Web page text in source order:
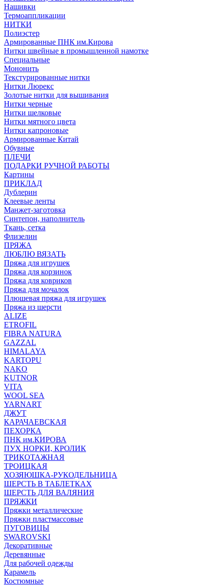
Нашивки
Термоаппликации
НИТКИ
Полиэстер
Армированные ПНК им.Кирова
Нитки швейные в промышленной намотке
Специальные
Мононить
Текстурированные нитки
Нитки Люрекс
Золотые нитки для вышивания
Нитки черные
Нитки шелковые
Нитки мятного цвета
Нитки капроновые
Армированные Китай
Обувные
ПЛЕЧИ
ПОДАРКИ РУЧНОЙ РАБОТЫ
Картины
ПРИКЛАД
Дублерин
Клеевые ленты
Манжет-заготовка
Синтепон, наполнитель
Ткань, сетка
Флизелин
ПРЯЖА
ЛЮБЛЮ ВЯЗАТЬ
Пряжа для игрушек
Пряжа для корзинок
Пряжа для ковриков
Пряжа для мочалок
Плюшевая пряжа для игрушек
Пряжа из шерсти
ALIZE
ETROFIL
FIBRA NATURA
GAZZAL
HIMALAYA
KARTOPU
NAKO
KUTNOR
VITA
WOOL SEA
YARNART
ДЖУТ
КАРАЧАЕВСКАЯ
ПЕХОРКА
ПНК им.КИРОВА
ПУХ НОРКИ, КРОЛИК
ТРИКОТАЖНАЯ
ТРОИЦКАЯ
ХОЗЯЮШКА-РУКОДЕЛЬНИЦА
ШЕРСТЬ В ТАБЛЕТКАХ
ШЕРСТЬ ДЛЯ ВАЛЯНИЯ
ПРЯЖКИ
Пряжки металлические
Пряжки пластмассовые
ПУГОВИЦЫ
SWAROVSKI
Декоративные
Деревянные
Для рабочей одежды
Карамель
Костюмные